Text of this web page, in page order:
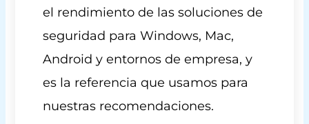
el rendimiento de las soluciones de
seguridad para Windows, Mac,
Android y entornos de empresa, y
es la referencia que usamos para
nuestras recomendaciones.